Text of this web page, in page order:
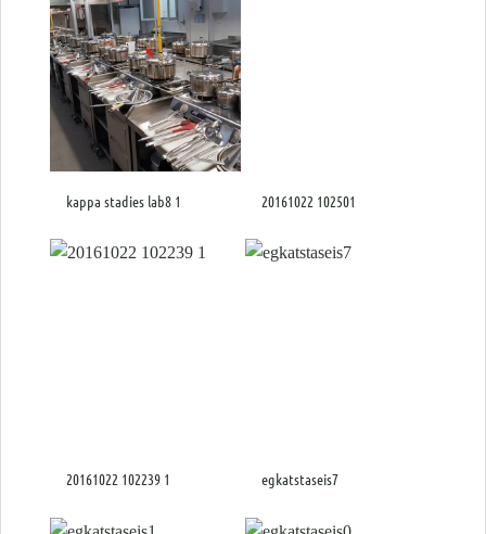
kappa stadies lab8 1 20161022 102501
20161022 102239 1 egkatstaseis7